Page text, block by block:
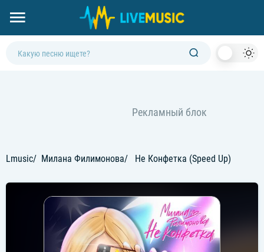
Lmusic Милана Филимонова Не Конфетка (Speed Up)